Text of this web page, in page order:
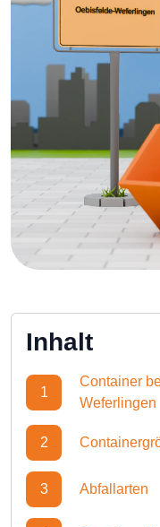
Inhalt
1
Container
Weferlingen
2
3 Abfallarten